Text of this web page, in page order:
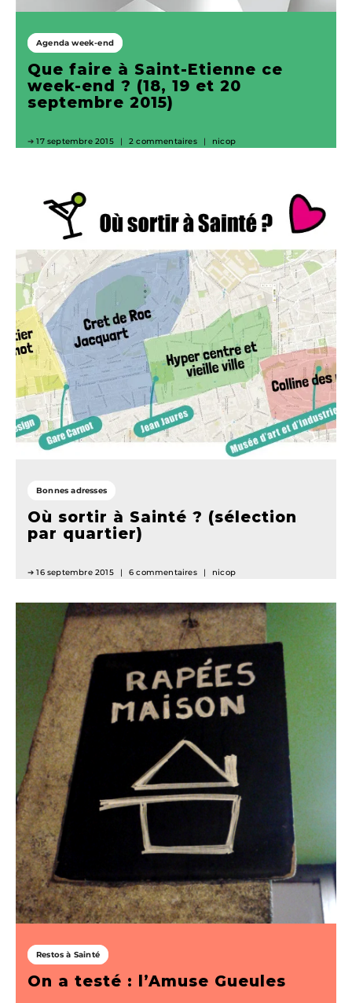
Agenda week-end
Que faire à Saint-Etienne ce
week-end ? (18, 19 et 20
septembre 2015)
17 septembre 2015 2 commentaires nicop
Bonnes adresses
Où sortir à Sainté ? (sélection
par quartier)
16 septembre 2015 6 commentaires nicop
Restos à Sainté
On a testé : l’Amuse Gueules